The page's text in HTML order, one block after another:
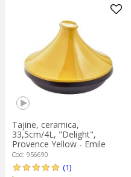
Tajine, ceramica,
33,5cm/4L, "Delight",
Provence Yellow - Emile
Henry
Cod: 956690
(1)